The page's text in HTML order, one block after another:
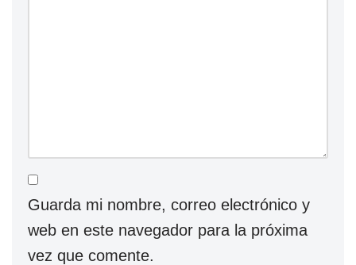
Guarda mi nombre, correo electrónico y
web en este navegador para la próxima
vez que comente.